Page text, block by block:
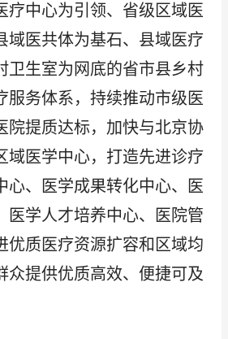
疗中心为引领、省级区域医
域医共体为基石、县域医疗
卫生室为网底的省市县乡村
服务体系，持续推动市级医
院提质达标，加快与北京协
域医学中心，打造先进诊疗
心、医学成果转化中心、医
医学人才培养中心、医院管
优质医疗资源扩容和区域均
众提供优质高效、便捷可及